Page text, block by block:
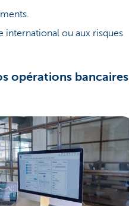
international ou aux risques
opérations bancaires